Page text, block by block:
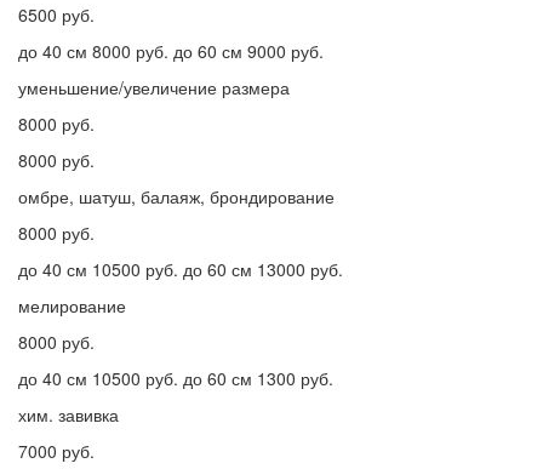
6500 руб.
до 40 см 8000 руб. до 60 см 9000 руб.
уменьшение/увеличение размера
8000 руб.
8000 руб.
омбре, шатуш, балаяж, брондирование
8000 руб.
до 40 см 10500 руб. до 60 см 13000 руб.
мелирование
8000 руб.
до 40 см 10500 руб. до 60 см 1300 руб.
хим. завивка
7000 руб.